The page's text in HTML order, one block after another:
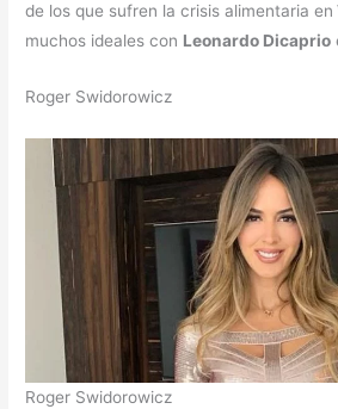
de los que sufren la crisis alimentaria en
muchos ideales con Leonardo Dicaprio
Roger Swidorowicz
Roger Swidorowicz